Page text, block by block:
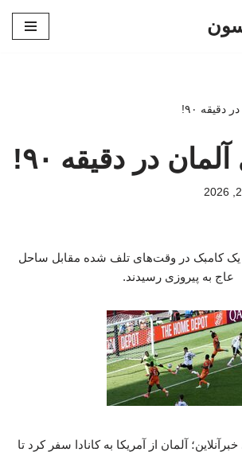
دقیقه ۹۰!
در دقیقه ۹۰!
یک کامبک در وقت‌های تلف شده مقابل ساحل
عاج به پیروزی رسیدند.
آلمان از آمریکا به کانادا سفر کرد تا